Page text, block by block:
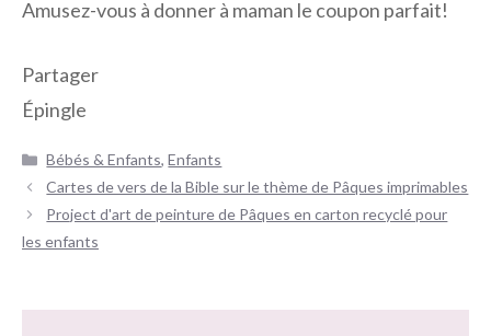
Amusez-vous à donner à maman le coupon parfait!
Partager
Épingle
Catégories
Bébés & Enfants,Enfants
Navigation
des
Cartes de vers de la Bible sur le thème de Pâques imprimables
Project d'art de peinture de Pâques en carton recyclé pour
les enfants